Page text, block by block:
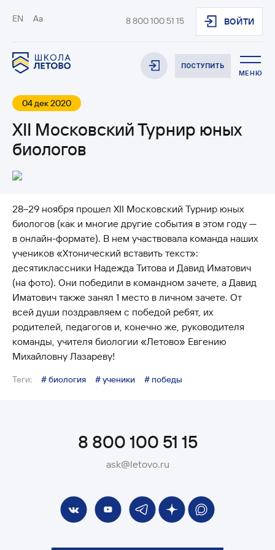
EN Aa 8 800 100 51 15 ВОЙТИ
ПОСТУПИТЬ
МЕНЮ
04 дек 2020
XII Московский Турнир юных
биологов
28–29 ноября прошел XII Московский Турнир юных
биологов (как и многие другие события в этом году —
в онлайн-формате). В нем участвовала команда наших
учеников «Хтонический вставить текст»:
десятиклассники Надежда Титова и Давид Иматович
(на фото). Они победили в командном зачете, а Давид
Иматович также занял 1 место в личном зачете. От
всей души поздравляем с победой ребят, их
родителей, педагогов и, конечно же, руководителя
команды, учителя биологии «Летово» Евгению
Михайловну Лазареву!
Теги: # биология # ученики # победы
8 800 100 51 15
ask@letovo.ru